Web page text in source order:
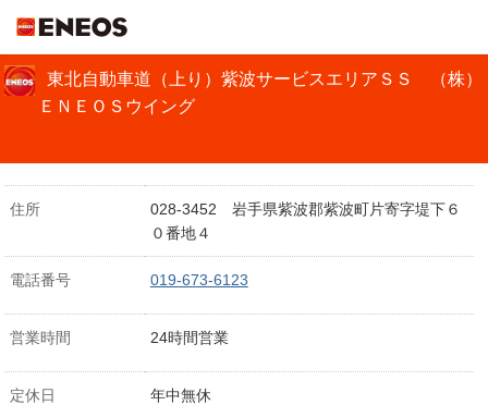
東北自動車道（上り）紫波サービスエリアＳＳ （株）
ＥＮＥＯＳウイング
住所
028-3452 岩手県紫波郡紫波町片寄字堤下６
０番地４
電話番号 019-673-6123
営業時間 24時間営業
定休日 年中無休